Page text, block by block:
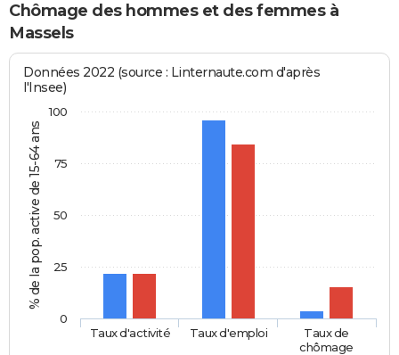
Chômage des hommes et des femmes à
Massels
% de la pop. active de 15-64 ans
Données 2022 (source : Linternaute.com d'après
l'Insee)
Taux d'activité Taux d'emploi
Taux de
chômage
0
25
50
75
100